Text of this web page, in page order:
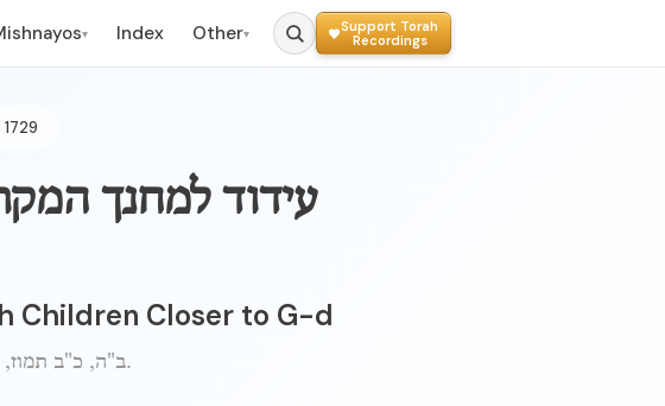
▾ Index Other▾
Support Torah
Recordings
1729
עידוד למחנך
Children Closer to G-d
ב"ה, כ"ב תמוז, תשי"ב ברוקלין.